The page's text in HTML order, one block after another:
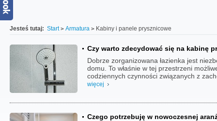
Jesteś tutaj: Start Armatura Kabiny i panele prysznicowe
Czy warto zdecydować się na kabinę
Dobrze zorganizowana łazienka jest
domu. To właśnie w tej przestrzeni
codziennych czynności związanych z
więcej
Czego potrzebuję w nowoczesnej